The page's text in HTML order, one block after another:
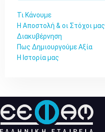
Τι Κάνουμε
Η Αποστολή & οι Στόχοι μας
Διακυβέρνηση
Πως Δημιουργούμε Αξία
Η Ιστορία μας